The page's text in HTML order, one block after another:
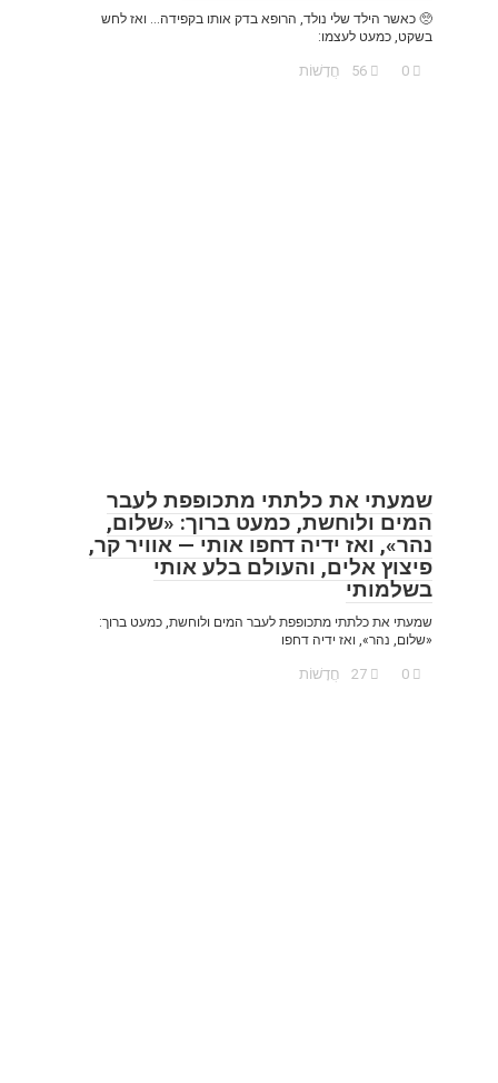
🥺 כאשר הילד שלי נולד, הרופא בדק אותו בקפידה… ואז לחש
בשקט, כמעט לעצמו:
חֲדָשׁוֹת
שמעתי את כלתתי מתכופפת לעבר
המים ולוחשת, כמעט ברוך: «שלום,
נהר», ואז ידיה דחפו אותי — אוויר קר,
פיצוץ אלים, והעולם בלע אותי
בשלמותי
שמעתי את כלתתי מתכופפת לעבר המים ולוחשת, כמעט ברוך:
«שלום, נהר», ואז ידיה דחפו
חֲדָשׁוֹת